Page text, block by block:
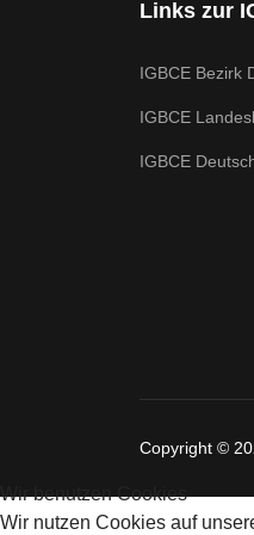
Links zur
IGBCE Bezirk
IGBCE
IGBCE
Copyright ©
Wir benutzen Cookies
Wir nutzen Cookies auf